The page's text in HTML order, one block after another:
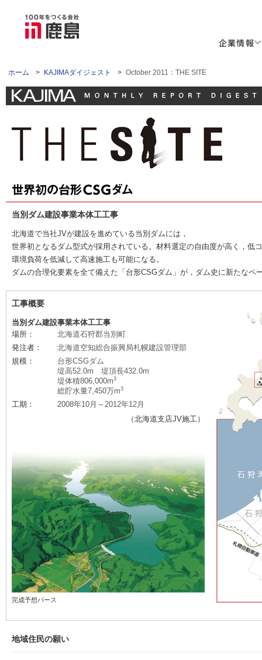
企業情報
ホーム > KAJIMAダイジェスト > October 2011：THE SITE
当別ダム建設事業本体工工事
北海道で当社JVが建設を進めている当別ダムには，
世界初となるダム型式が採用されている。材料選定の自由度が高く，低
環境負荷を低減して高速施工も可能になる。
ダムの合理化要素を全て備えた「台形CSGダム」が，ダム史に新たなペ
工事概要
当別ダム建設事業本体工工事
場所：
北海道石狩郡当別町
発注者：
北海道空知総合振興局札幌建設管理部
規模：
台形CSGダム
堤高52.0m 堤頂長432.0m
堤体積806,000m3
総貯水量7,450万m3
工期：
2008年10月～2012年12月
（北海道支店JV施工）
完成予想パース
地域住民の願い